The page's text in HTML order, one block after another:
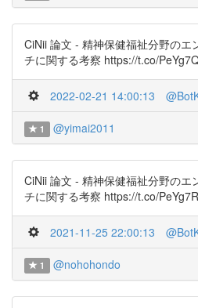
CiNii 論文 - 精神保健福祉分野のエ
チに関する考察 https://t.co/
2022-02-21 14:00:13
1 @yimai2011
CiNii 論文 - 精神保健福祉分野のエ
チに関する考察 https://t.co/
2021-11-25 22:00:13
1 @nohohondo